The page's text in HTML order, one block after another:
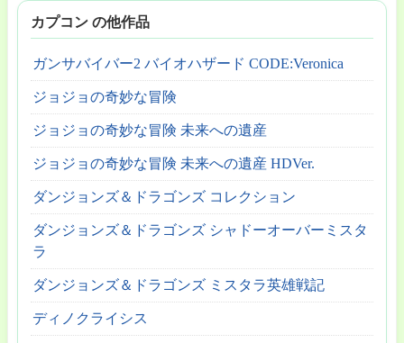
カプコン の他作品
ガンサバイバー2 バイオハザード CODE:Veronica
ジョジョの奇妙な冒険
ジョジョの奇妙な冒険 未来への遺産
ジョジョの奇妙な冒険 未来への遺産 HDVer.
ダンジョンズ＆ドラゴンズ コレクション
ダンジョンズ＆ドラゴンズ シャドーオーバーミスタ
ラ
ダンジョンズ＆ドラゴンズ ミスタラ英雄戦記
ディノクライシス